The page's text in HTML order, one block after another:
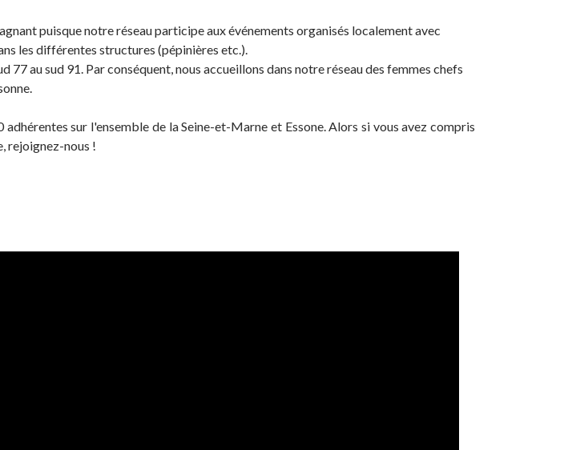
puisque notre réseau participe aux événements organisés localement avec
les différentes structures (pépinières etc.).
77 au sud 91. Par conséquent, nous accueillons dans notre réseau des femmes chefs
sur l'ensemble de la Seine-et-Marne et Essone. Alors si vous avez compris
rejoignez-nous !